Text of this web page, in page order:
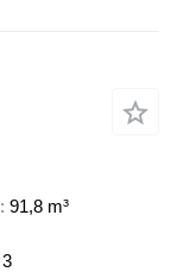
91,8 m³
3